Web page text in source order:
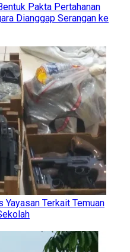
Pakta Pertahanan
Dianggap Serangan ke
Terkait Temuan